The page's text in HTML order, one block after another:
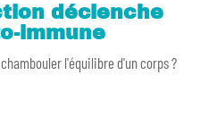
déclenche
immune
l'équilibre d'un corps ?